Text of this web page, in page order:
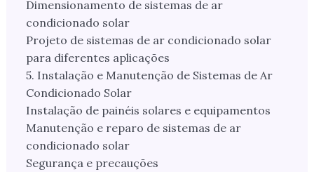
Dimensionamento de sistemas de ar
condicionado solar
Projeto de sistemas de ar condicionado solar
para diferentes aplicações
5. Instalação e Manutenção de Sistemas de Ar
Condicionado Solar
Instalação de painéis solares e equipamentos
Manutenção e reparo de sistemas de ar
condicionado solar
Segurança e precauções